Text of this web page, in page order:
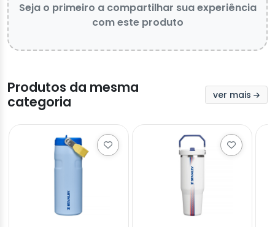
Seja o primeiro a compartilhar sua experiência
com este produto
Produtos da mesma
categoria
ver mais